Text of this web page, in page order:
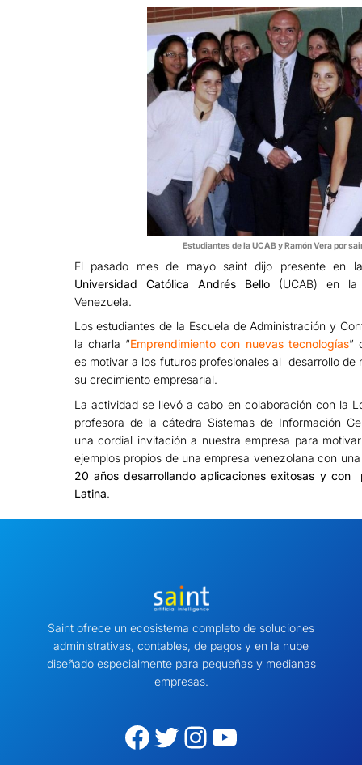
Estudiantes de la UCAB y Ramón Vera por
El pasado mes de mayo saint dijo presente en
Universidad Católica Andrés Bello (UCAB) en la
Venezuela.
Los estudiantes de la Escuela de Administración y
la charla “Emprendimiento con nuevas tecnologías”
es motivar a los futuros profesionales al desarrollo de
su crecimiento empresarial.
La actividad se llevó a cabo en colaboración con la
profesora de la cátedra Sistemas de Información
una cordial invitación a nuestra empresa para
ejemplos propios de una empresa venezolana con
20 años desarrollando aplicaciones exitosas y con
Latina.
Saint ofrece un ecosistema completo de soluciones
administrativas, contables, de pagos y en la nube
diseñado especialmente para pequeñas y medianas
empresas.
Facebook Twitter Instagram YouTube